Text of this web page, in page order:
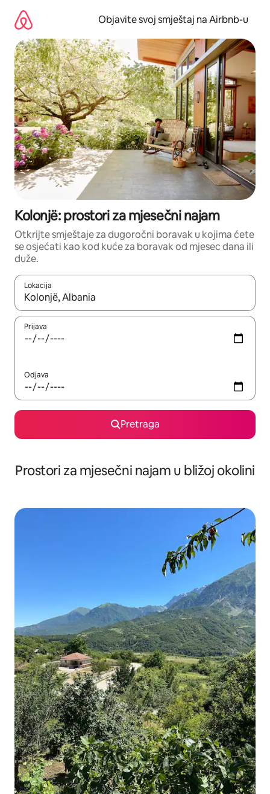
sadržaj
Objavite svoj smještaj na Airbnb-u
Kolonjë: prostori za mjesečni najam
Otkrijte smještaje za dugoročni boravak u kojima ćete
se osjećati kao kod kuće za boravak od mjesec dana ili
duže.
Lokacija
Kad su rezultati dostupni, možete da se krećete kroz njih
Prijava
Odjava
Pretraga
Prostori za mjesečni najam u bližoj okolini